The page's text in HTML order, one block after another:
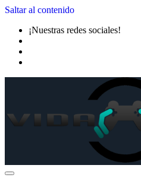
Saltar al contenido
¡Nuestras redes sociales!